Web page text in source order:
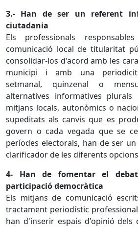
3.- Han de ser un referent
ciutadania
Els professionals
comunicació local de titularitat
consolidar-los d'acord amb les
municipi i amb una
setmanal, quinzenal o
alternatives informatives
mitjans locals, autonòmics o
supeditats als canvis que es
govern o cada vegada que se
períodes electorals, han de ser
clarificador de les diferents
4- Han de fomentar el
participació democràtica
Els mitjans de comunicació
tractament periodístic
han d'inserir espais d'opinió dels